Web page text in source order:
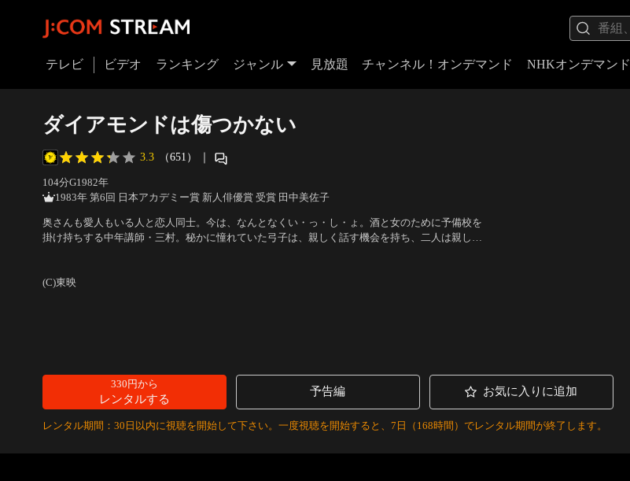
テレビ ビデオ ランキング ジャンル 見放題 チャンネル！オンデマンド NHKオンデマンド
ダイアモンドは傷つかない
3.3 （651） ｜
104分G1982年
1983年 第6回 日本アカデミー賞 新人俳優賞 受賞 田中美佐子
奥さんも愛人もいる人と恋人同士。今は、なんとなくい・っ・し・ょ。酒と女のために予備校を
掛け持ちする中年講師・三村。秘かに憧れていた弓子は、親しく話す機会を持ち、二人は親しい
(C)東映
330円から
レンタルする
予告編 お気に入りに追加
レンタル期間：30日以内に視聴を開始して下さい。一度視聴を開始すると、7日（168時間）でレンタル期間が終了します。